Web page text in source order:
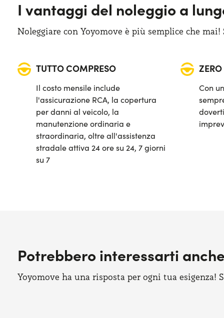
I vantaggi del noleggio a
Noleggiare con Yoyomove è più semplice che
TUTTO COMPRESO
Il costo mensile include
l'assicurazione RCA, la copertura
per danni al veicolo, la
manutenzione ordinaria e
straordinaria, oltre all'assistenza
stradale attiva 24 ore su 24, 7 giorni
su 7
ZERO
Con
Potrebbero interessarti anche
Yoyomove ha una risposta per ogni tua